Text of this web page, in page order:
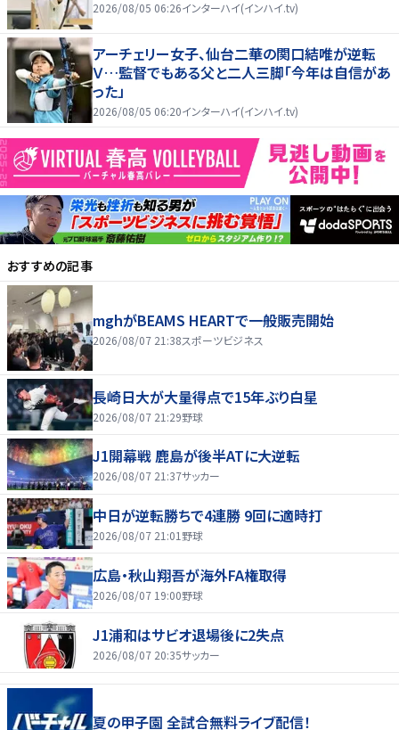
2026/08/05 06:26インターハイ(インハイ.tv)
アーチェリー女子、仙台二華の関口結唯が逆転
Ｖ…監督でもある父と二人三脚「今年は自信があ
った」
2026/08/05 06:20インターハイ(インハイ.tv)
おすすめの記事
mghがBEAMS HEARTで一般販売開始
2026/08/07 21:38スポーツビジネス
長崎日大が大量得点で15年ぶり白星
2026/08/07 21:29野球
J1開幕戦 鹿島が後半ATに大逆転
2026/08/07 21:37サッカー
中日が逆転勝ちで4連勝 9回に適時打
2026/08/07 21:01 野球
広島・秋山翔吾が海外FA権取得
2026/08/07 19:00野球
J1浦和はサビオ退場後に2失点
2026/08/07 20:35サッカー
夏の甲子園 全試合無料ライブ配信！